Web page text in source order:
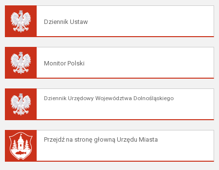
Dziennik Ustaw
Monitor Polski
Dziennik Urzędowy Województwa Dolnośląskiego
Przejdź na stronę głowną Urzędu Miasta